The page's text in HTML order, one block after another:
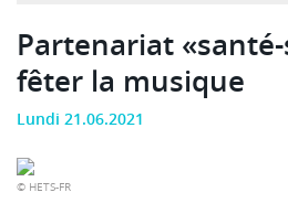
Partenariat
fêter la musique
Lundi 21.06.2021
© HETS-FR